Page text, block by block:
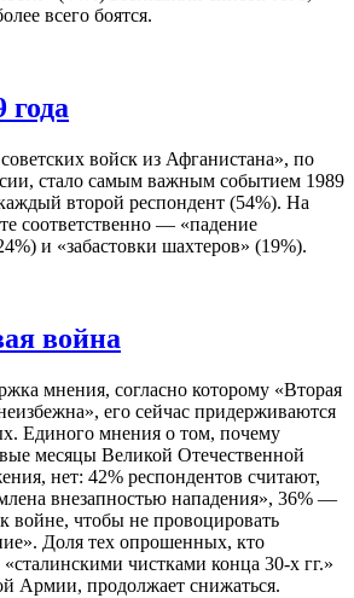
всего боятся.
года
войск из Афганистана», по
стало самым важным событием 1989
второй респондент (54%). На
соответственно — «падение
и «забастовки шахтеров» (19%).
война
мнения, согласно которому «Вторая
его сейчас придерживаются
Единого мнения о том, почему
месяцы Великой Отечественной
нет: 42% респондентов считают,
внезапностью нападения», 36% —
войне, чтобы не провоцировать
Доля тех опрошенных, кто
«сталинскими чистками конца 30-х гг.»
Армии, продолжает снижаться.